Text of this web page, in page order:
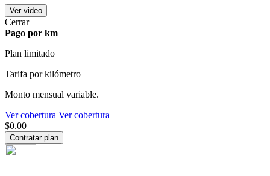
Ver video
Cerrar
Pago por km
Plan limitado
Tarifa por kilómetro
Monto mensual variable.
Ver cobertura Ver cobertura
$0.00
Contratar plan